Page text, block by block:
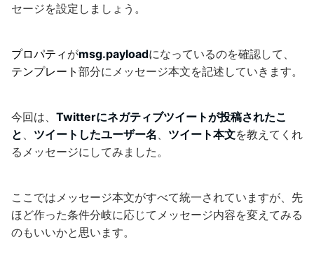
セージを設定しましょう。
プロパティ がmsg.payloadになっているのを確認して、
テンプレート 部分にメッセージ本文を記述していきます。
今回は、 Twitterにネガティブツイートが投稿されたこ
と
ツイートしたユーザー名 ツイート本文を教えてくれ
るメッセージにしてみました。
ここではメッセージ本文がすべて統一されていますが、先
ほど作った条件分岐に応じてメッセージ内容を変えてみる
のもいいかと思います。